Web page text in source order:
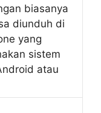
biasanya
diunduh di
yang
sistem
atau